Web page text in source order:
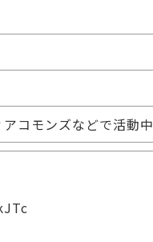
コモンズなどで活動中